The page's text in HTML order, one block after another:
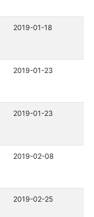
2019-01-18
2019-01-23
2019-01-23
2019-02-08
2019-02-25